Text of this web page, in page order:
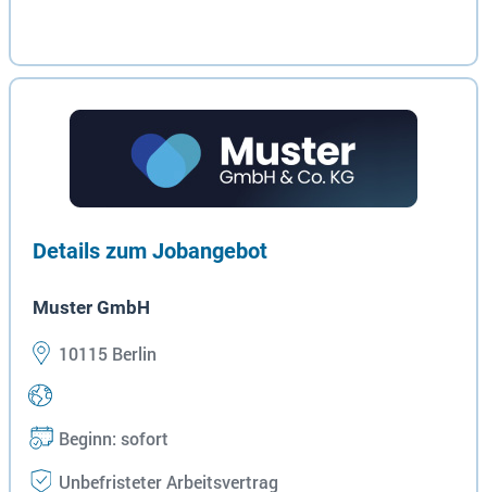
Details zum Jobangebot
Muster GmbH
10115 Berlin
Beginn: sofort
Unbefristeter Arbeitsvertrag